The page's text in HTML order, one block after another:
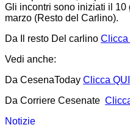
Gli incontri sono iniziati il 10
marzo (Resto del Carlino).
Da Il resto Del carlino Clicca
Vedi anche:
Da CesenaToday Clicca QUI
Da Corriere Cesenate
Notizie